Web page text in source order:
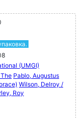
(UMGI)
Pablo, Augustus
Wilson, Delroy /
Roy